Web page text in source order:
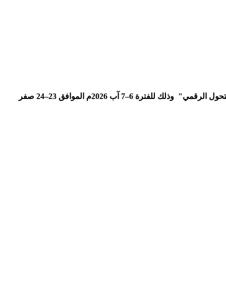
الرقمي" وذلك للفترة 6–7 آب 2026م الموافق 23–24 صفر